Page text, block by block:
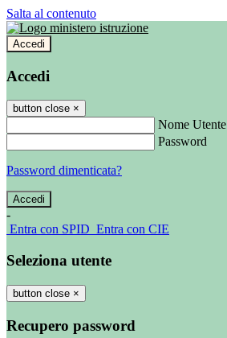
Salta al contenuto
Accedi
Accedi
button close ×
Nome Utente
Password
Password dimenticata?
-
Entra con SPID Entra con CIE
Seleziona utente
button close ×
Recupero password